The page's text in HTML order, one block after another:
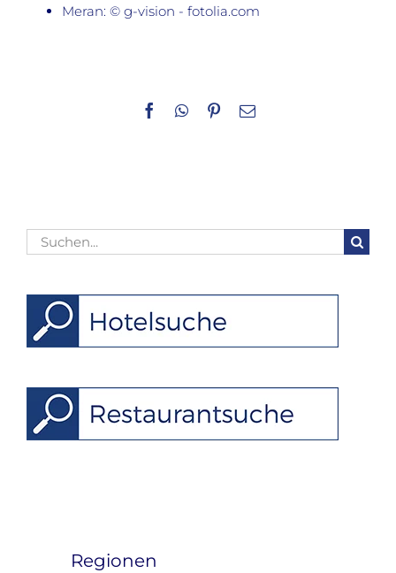
Meran: © g-vision - fotolia.com
Facebook
WhatsApp
Pinterest
E-
Suche
nach:
Regionen